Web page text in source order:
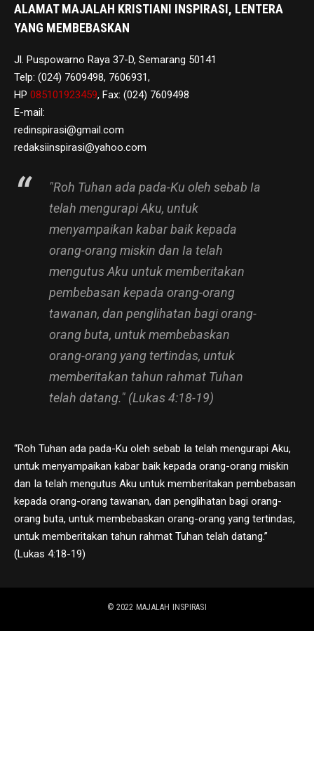
ALAMAT MAJALAH KRISTIANI INSPIRASI, LENTERA
YANG MEMBEBASKAN
Jl. Puspowarno Raya 37-D, Semarang 50141
Telp: (024) 7609498, 7606931,
HP 085101923459, Fax: (024) 7609498
E-mail:
redinspirasi@gmail.com
redaksiinspirasi@yahoo.com
"Roh Tuhan ada pada-Ku oleh sebab Ia
telah mengurapi Aku, untuk
menyampaikan kabar baik kepada
orang-orang miskin dan Ia telah
mengutus Aku untuk memberitakan
pembebasan kepada orang-orang
tawanan, dan penglihatan bagi orang-
orang buta, untuk membebaskan
orang-orang yang tertindas, untuk
memberitakan tahun rahmat Tuhan
telah datang." (Lukas 4:18-19)
“Roh Tuhan ada pada-Ku oleh sebab Ia telah mengurapi Aku,
untuk menyampaikan kabar baik kepada orang-orang miskin
dan Ia telah mengutus Aku untuk memberitakan pembebasan
kepada orang-orang tawanan, dan penglihatan bagi orang-
orang buta, untuk membebaskan orang-orang yang tertindas,
untuk memberitakan tahun rahmat Tuhan telah datang.”
(Lukas 4:18-19)
© 2022 MAJALAH INSPIRASI